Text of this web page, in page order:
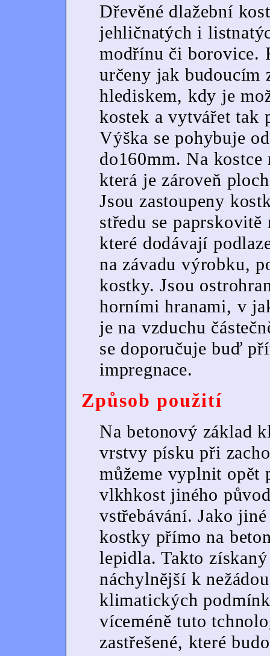
Dřevěné dlažební
jehličnatých i
modřínu či borovice.
určeny jak budoucím
hlediskem, kdy je
kostek a vytvářet tak
Výška se pohybuje
do160mm. Na
která je zároveň
Jsou zastoupeny
středu se
které dodávají
na závadu výrobku,
kostky. Jsou
horními hranami, v
je na vzduchu
se doporučuje buď
impregnace.
Způsob použití
Na betonový základ
vrstvy písku při
můžeme vyplnit
vlkhkost jiného
vstřebávání. Jako
kostky přímo na
lepidla. Takto
náchylnější k
klimatických
víceméně tuto
zastřešené, které